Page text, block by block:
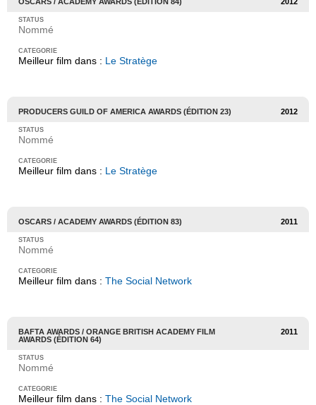
Nommé
Meilleur film dans : Le Stratège
PRODUCERS GUILD OF AMERICA AWARDS (ÉDITION 23) 2012
Nommé
Meilleur film dans : Le Stratège
OSCARS / ACADEMY AWARDS (ÉDITION 83) 2011
Nommé
Meilleur film dans : The Social Network
BAFTA AWARDS / ORANGE BRITISH ACADEMY FILM
AWARDS (ÉDITION 64)
2011
Nommé
Meilleur film dans : The Social Network